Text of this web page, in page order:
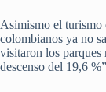
Asimismo el turismo
colombianos ya no
visitaron los parques
descenso del 19,6